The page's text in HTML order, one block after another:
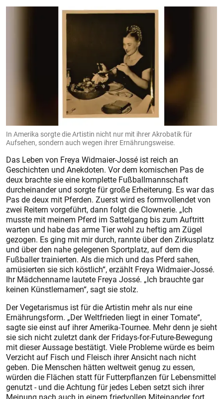
In Amerika sorgte die Artistin nicht nur mit ihrer Akrobatik für
Aufsehen, sondern auch wegen ihrer Ernährungsweise.
Das Leben von Freya Widmaier-Jossé ist reich an
Geschichten und Anekdoten. Vor dem komischen Pas de
deux brachte sie eine komplette Fußballmannschaft
durcheinander und sorgte für große Erheiterung. Es war das
Pas de deux mit Pferden. Zuerst wird es formvollendet von
zwei Reitern vorgeführt, dann folgt die Clownerie. „Ich
musste mit meinem Pferd im Sattelgang bis zum Auftritt
warten und habe das arme Tier wohl zu heftig am Zügel
gezogen. Es ging mit mir durch, rannte über den Zirkusplatz
und über den nahe gelegenen Sportplatz, auf dem die
Fußballer trainierten. Als die mich und das Pferd sahen,
amüsierten sie sich köstlich“, erzählt Freya Widmaier-Jossé.
Ihr Mädchenname lautete Freya Jossé. „Ich brauchte gar
keinen Künstlernamen“, sagt sie stolz.
Der Vegetarismus ist für die Artistin mehr als nur eine
Ernährungsform. „Der Weltfrieden liegt in einer Tomate“,
sagte sie einst auf ihrer Amerika-Tournee. Mehr denn je sieht
sie sich nicht zuletzt dank der Fridays-for-Future-Bewegung
mit dieser Aussage bestätigt. Viele Probleme würde es beim
Verzicht auf Fisch und Fleisch ihrer Ansicht nach nicht
geben. Die Menschen hätten weltweit genug zu essen,
würden die Flächen statt für Futterpflanzen für Lebensmittel
genutzt - und die Achtung für jedes Leben setzt sich ihrer